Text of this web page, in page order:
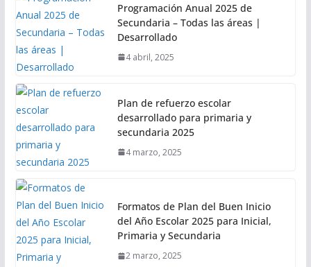
Programación Anual 2025 de
Secundaria – Todas las áreas |
Desarrollado
4 abril, 2025
Plan de refuerzo escolar
desarrollado para primaria y
secundaria 2025
4 marzo, 2025
Formatos de Plan del Buen Inicio
del Año Escolar 2025 para Inicial,
Primaria y Secundaria
2 marzo, 2025